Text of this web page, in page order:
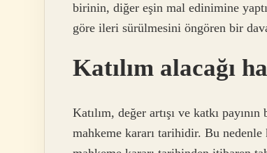
birinin, diğer eşin mal edinimine
göre ileri sürülmesini öngören bir
Katılım alacağı
Katılım, değer artışı ve katkı
mahkeme kararı tarihidir. Bu nedenle